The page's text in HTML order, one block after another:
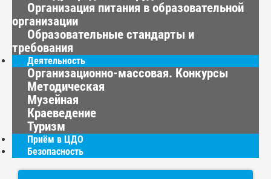
Организация питания в образовательной
организации
Образовательные стандарты и
требования
Деятельность
Организационно-массовая. Конкурсы
Методическая
Музейная
Краеведение
Туризм
Приём в ЦДО
Безопасность